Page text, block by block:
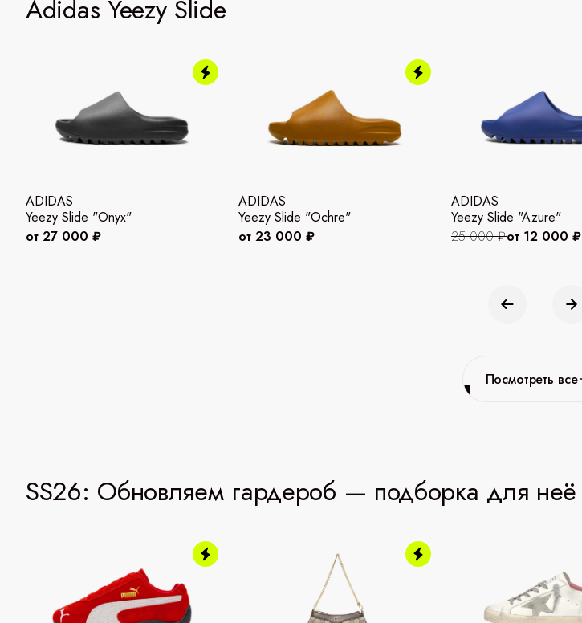
Adidas Yeezy Slide
ADIDAS
Yeezy Slide "Onyx"
от 27 000 ₽
ADIDAS
Yeezy Slide "Ochre"
от 23 000 ₽
ADIDAS
Yeezy Slide "Azure"
25 000 ₽от 12 000 ₽
Посмотреть все
SS26: Обновляем гардероб — подборка для неё